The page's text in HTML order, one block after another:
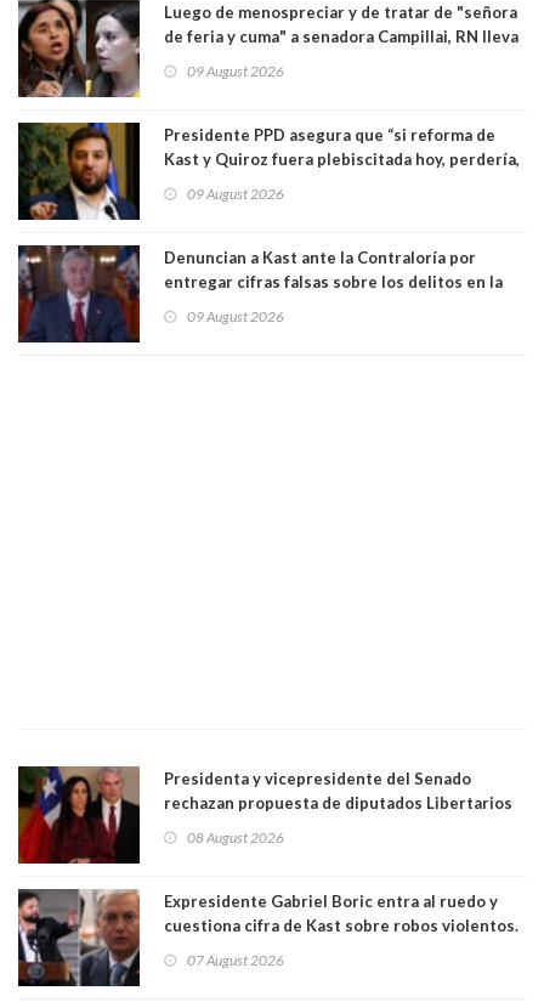
Luego de menospreciar y de tratar de "señora
de feria y cuma" a senadora Campillai, RN lleva
09 August 2026
Presidente PPD asegura que “si reforma de
Kast y Quiroz fuera plebiscitada hoy, perdería,
a favor de la oposición, sería una victoria de la
09 August 2026
Denuncian a Kast ante la Contraloría por
entregar cifras falsas sobre los delitos en la
09 August 2026
Presidenta y vicepresidente del Senado
rechazan propuesta de diputados Libertarios
"Constituye un camino equivocado"
08 August 2026
Expresidente Gabriel Boric entra al ruedo y
cuestiona cifra de Kast sobre robos violentos.
07 August 2026